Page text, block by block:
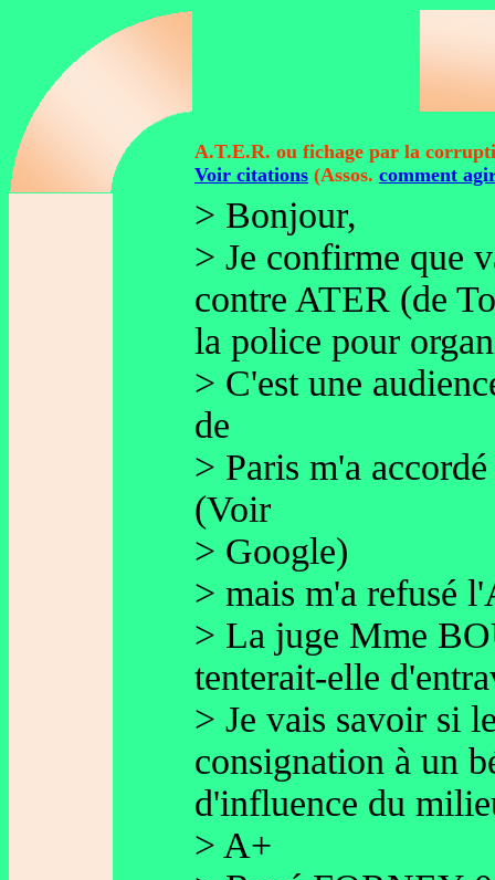
A.T.E.R. ou fichage par la
Voir citations (Assos. comment
> Bonjour,
> Je confirme que
contre ATER (de
la police pour
> C'est une
de
> Paris m'a
(Voir
> Google)
> mais m'a refusé
> La juge Mme
tenterait-elle
> Je vais savoir si
consignation à un
d'influence du
> A+